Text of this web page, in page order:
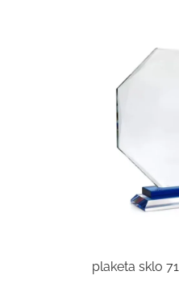
plaketa sklo